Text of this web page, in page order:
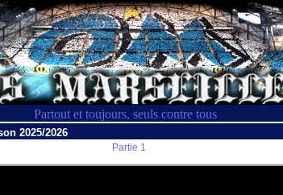
Partout et toujours, seuls contre tous
2025/2026
Partie 1